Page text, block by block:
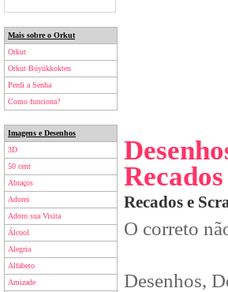
Mais sobre o Orkut
Orkut
Orkut Büyükkokten
Perdi a Senha
Como funciona?
Imagens e Desenhos
3D
50 cent
Abraços
Adorei
Adoro sua Visita
Álcool
Alegria
Alfabeto
Amizade
Recados e
O correto
Desenhos,